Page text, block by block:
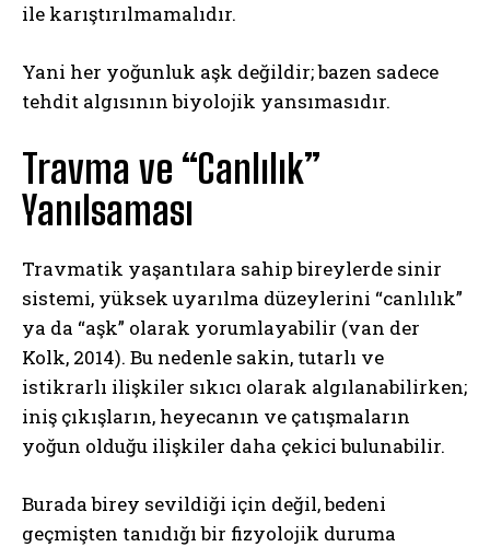
ile karıştırılmamalıdır.
Yani her yoğunluk aşk değildir; bazen sadece
tehdit algısının biyolojik yansımasıdır.
Travma ve “Canlılık”
Yanılsaması
Travmatik yaşantılara sahip bireylerde sinir
sistemi, yüksek uyarılma düzeylerini “canlılık”
ya da “aşk” olarak yorumlayabilir (van der
Kolk, 2014). Bu nedenle sakin, tutarlı ve
istikrarlı ilişkiler sıkıcı olarak algılanabilirken;
iniş çıkışların, heyecanın ve çatışmaların
yoğun olduğu ilişkiler daha çekici bulunabilir.
Burada birey sevildiği için değil, bedeni
geçmişten tanıdığı bir fizyolojik duruma